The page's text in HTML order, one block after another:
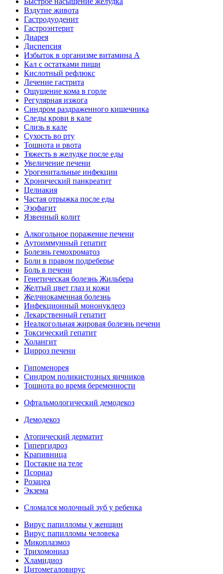
Вздутие живота
Гастродуоденит
Гастроэнтерит
Диарея
Диспепсия
Избыток в организме витамина А
Кал с остатками пищи
Кислотный рефлюкс
Лечение гастрита
Ощущение кома в горле
Регулярная изжога
Синдром раздраженного кишечника
Следы крови в кале
Слизь в кале
Сухость во рту
Тошнота и рвота
Тяжесть в желудке после еды
Увеличение печени
Урогенитальные инфекции
Хронический панкреатит
Целиакия
Частая отрыжка после еды
Эзофагит
Язвенный колит
Алкогольное поражение печени
Аутоиммунный гепатит
Болезнь гемохроматоз
Боли в правом подреберье
Боль в печени
Генетическая болезнь Жильбера
Желтый цвет глаз и кожи
Желчнокаменная болезнь
Инфекционный мононуклеоз
Лекарственный гепатит
Неалкогольная жировая болезнь печени
Токсический гепатит
Холангит
Цирроз печени
Гипоменорея
Синдром поликистозных яичников
Тошнота во время беременности
Офтальмологический демодекоз
Демодекоз
Атопический дерматит
Гипергидроз
Крапивница
Постакне на теле
Псориаз
Розацеа
Экзема
Сломался молочный зуб у ребенка
Вирус папилломы у женщин
Вирус папилломы человека
Микоплазмоз
Трихомониаз
Хламидиоз
Цитомегаловирус